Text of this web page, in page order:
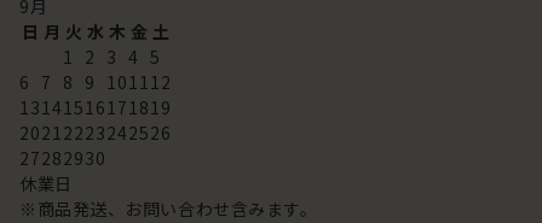
9月
日 月 火 水 木 金 土
1 2 3 4 5
6 7 8 9 101112
13141516171819
20212223242526
27282930
休業日
※商品発送、お問い合わせ含みます。